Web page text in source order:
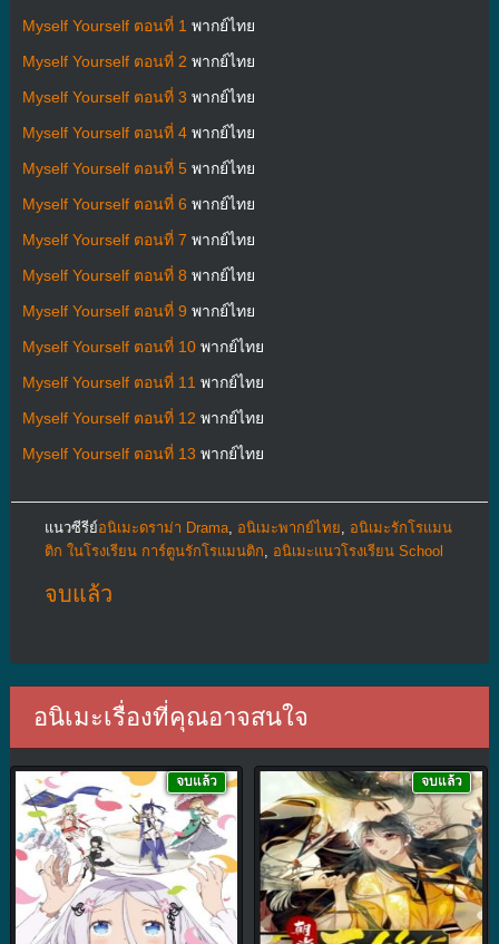
Myself Yourself ตอนที่ 1 พากย์ไทย
Myself Yourself ตอนที่ 2 พากย์ไทย
Myself Yourself ตอนที่ 3 พากย์ไทย
Myself Yourself ตอนที่ 4พากย์ไทย
Myself Yourself ตอนที่ 5พากย์ไทย
Myself Yourself ตอนที่ 6 พากย์ไทย
Myself Yourself ตอนที่ 7 พากย์ไทย
Myself Yourself ตอนที่ 8 พากย์ไทย
Myself Yourself ตอนที่ 9 พากย์ไทย
Myself Yourself ตอนที่ 10พากย์ไทย
Myself Yourself ตอนที่ 11 พากย์ไทย
Myself Yourself ตอนที่ 12 พากย์ไทย
Myself Yourself ตอนที่ 13 พากย์ไทย
แนวซีรีย์อนิเมะดราม่า Drama, อนิเมะพากย์ไทย
อนิเมะรักโรแมน
ติก ในโรงเรียน การ์ตูนรักโรแมนติก
อนิเมะแนวโรงเรียน School
จบแล้ว
อนิเมะเรื่องที่คุณอาจสนใจ
จบแล้ว จบแล้ว